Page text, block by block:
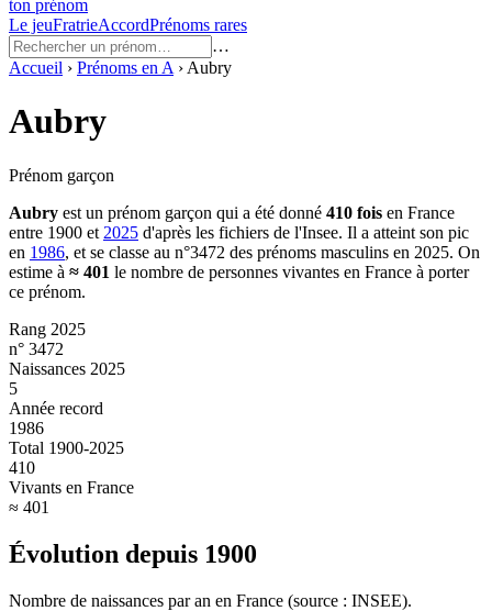
ton prénom
Le jeuFratrieAccordPrénoms rares
…
Accueil › Prénoms en A › Aubry
Aubry
Prénom garçon
Aubry est un prénom garçon qui a été donné 410 fois en France
entre 1900 et 2025 d'après les fichiers de l'Insee. Il a atteint son pic
en 1986, et se classe au n°3472 des prénoms masculins en 2025. On
estime à ≈ 401 le nombre de personnes vivantes en France à porter
ce prénom.
Rang 2025
n° 3472
Naissances 2025
5
Année record
1986
Total 1900-2025
410
Vivants en France
≈ 401
Évolution depuis 1900
Nombre de naissances par an en France (source : INSEE).